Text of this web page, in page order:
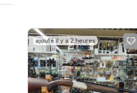
ajouté il y a 2 heures